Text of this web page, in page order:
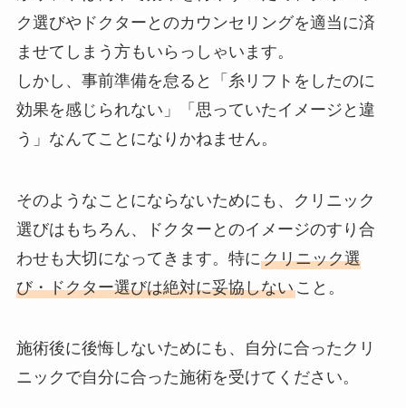
ク選びやドクターとのカウンセリングを適当に済
ませてしまう方もいらっしゃいます。
しかし、事前準備を怠ると「糸リフトをしたのに
効果を感じられない」「思っていたイメージと違
う」なんてことになりかねません。
そのようなことにならないためにも、クリニック
選びはもちろん、ドクターとのイメージのすり合
わせも大切になってきます。特にクリニック選
び・ドクター選びは絶対に妥協しないこと。
施術後に後悔しないためにも、自分に合ったクリ
ニックで自分に合った施術を受けてください。